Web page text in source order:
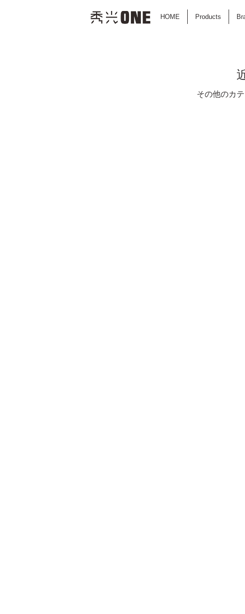
HOME Products
その他のカ